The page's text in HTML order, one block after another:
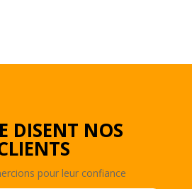
DISENT NOS
pour leur confiance